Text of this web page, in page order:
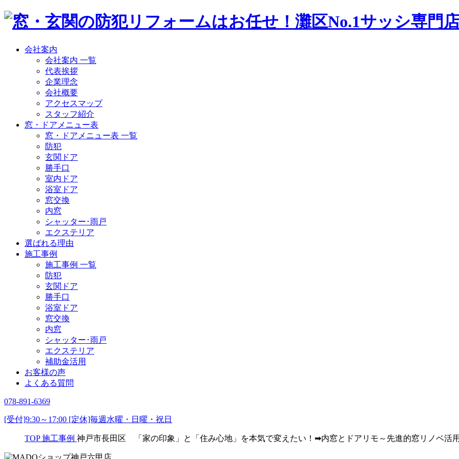
会社案内
会社案内 一覧
代表挨拶
企業理念
会社概要
アクセスマップ
スタッフ紹介
窓・ドアメニュー表
窓・ドアメニュー表 一覧
防犯
玄関ドア
勝手口
室内ドア
浴室ドア
窓交換
内窓
シャッター･雨戸
エクステリア
選ばれる理由
施工事例
施工事例 一覧
防犯
玄関ドア
勝手口
浴室ドア
窓交換
内窓
シャッター･雨戸
エクステリア
補助金活用
お客様の声
よくある質問
078-891-6369
[受付]9:30～17:00 [定休]毎週水曜・日曜・祝日
TOP 施工事例 神戸市長田区 「家の印象」と「住み心地」を本気で変えたい！➡内窓とドアリモ～先進的窓リノベ活